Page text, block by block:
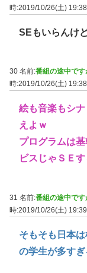
時:2019/10/26(土)
SEもいらんけ
30 名前:番組の途中で
時:2019/10/26(土)
絵も音楽もシ
えよｗ
プログラムは
ビスじゃＳＥ
31 名前:番組の途中で
時:2019/10/26(土)
そもそも日本
の学生が多すぎ